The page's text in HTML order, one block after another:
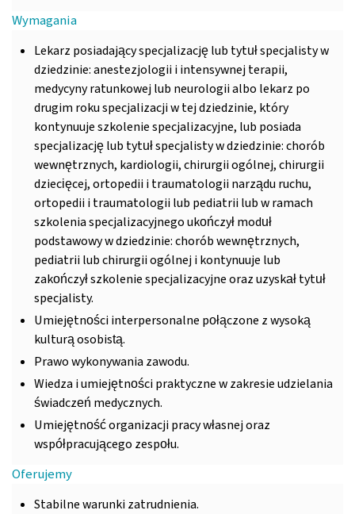
Wymagania
Lekarz posiadający specjalizację lub tytuł specjalisty w
dziedzinie: anestezjologii i intensywnej terapii,
medycyny ratunkowej lub neurologii albo lekarz po
drugim roku specjalizacji w tej dziedzinie, który
kontynuuje szkolenie specjalizacyjne, lub posiada
specjalizację lub tytuł specjalisty w dziedzinie: chorób
wewnętrznych, kardiologii, chirurgii ogólnej, chirurgii
dziecięcej, ortopedii i traumatologii narządu ruchu,
ortopedii i traumatologii lub pediatrii lub w ramach
szkolenia specjalizacyjnego ukończył moduł
podstawowy w dziedzinie: chorób wewnętrznych,
pediatrii lub chirurgii ogólnej i kontynuuje lub
zakończył szkolenie specjalizacyjne oraz uzyskał tytuł
specjalisty.
Umiejętności interpersonalne połączone z wysoką
kulturą osobistą.
Prawo wykonywania zawodu.
Wiedza i umiejętności praktyczne w zakresie udzielania
świadczeń medycznych.
Umiejętność organizacji pracy własnej oraz
współpracującego zespołu.
Oferujemy
Stabilne warunki zatrudnienia.